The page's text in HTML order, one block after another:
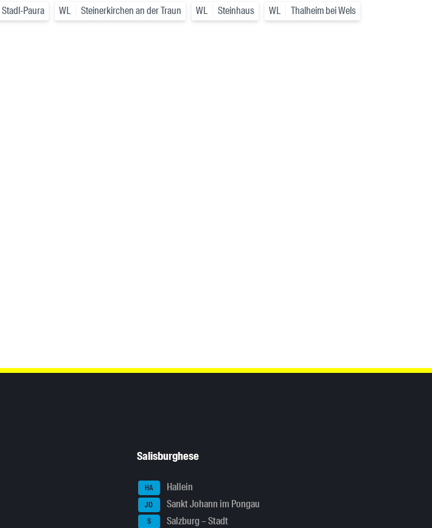
Stadl-Paura WL Steinerkirchen an der Traun WL Steinhaus WL Thalheim bei Wels
Salisburghese
HA Hallein
JO Sankt Johann im Pongau
S Salzburg – Stadt